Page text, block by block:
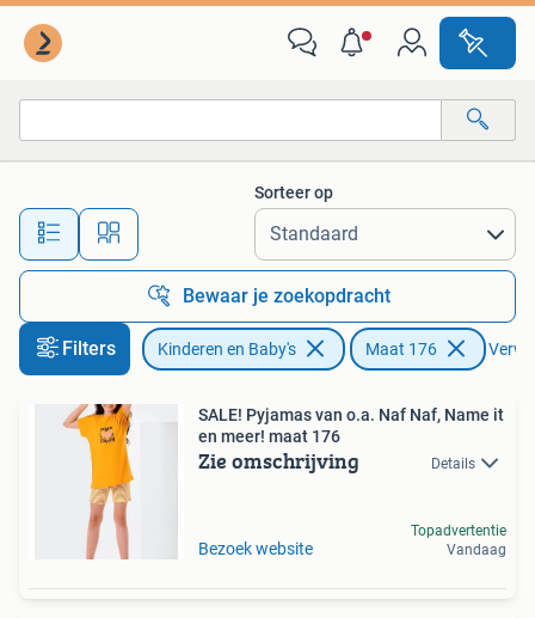
Alle afstanden…
Sorteer op
Bewaar je zoekopdracht
Filters Kinderen en Baby's Maat 176
SALE! Pyjamas van o.a. Naf Naf, Name it
en meer! maat 176
Zie omschrijving Details
Bezoek website
Topadvertentie
Vandaag